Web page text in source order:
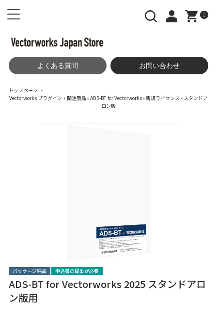
0
よくある質問 お問い合わせ
トップページ »
Vectorworks プラグイン・関連製品»ADS-BT for Vectorworks»新規ライセンス » スタンドア
ロン版
パッケージ納品 申込書の提出が必要
ADS-BT for Vectorworks 2025 スタンドアロ
ン版用